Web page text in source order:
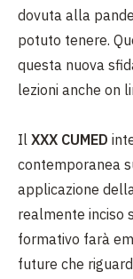
dovuta alla
potuto tenere.
questa nuova
lezioni anche on
Il XXX CUMED
contemporanea
applicazione
realmente inciso
formativo farà
future che